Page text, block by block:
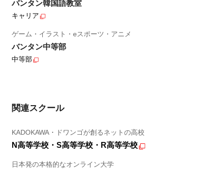
バンタン韓国語教室
キャリア
ゲーム・イラスト・eスポーツ・アニメ
バンタン中等部
中等部
関連スクール
KADOKAWA・ドワンゴが創るネットの高校
N高等学校・S高等学校・R高等学校
日本発の本格的なオンライン大学